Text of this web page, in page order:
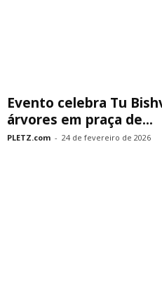
Evento celebra Tu
árvores em praça de...
PLETZ.com - 24 de fevereiro de 2026